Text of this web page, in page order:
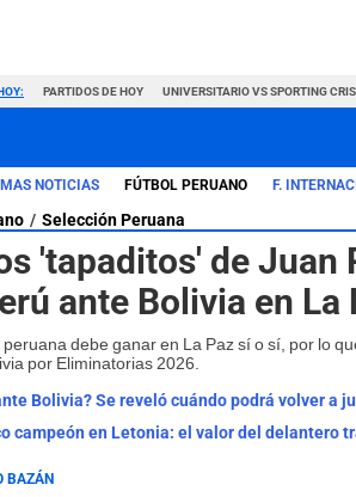
PARTIDOS DE HOY UNIVERSITARIO VS SPORTING
NOTICIAS FÚTBOL PERUANO F.
Selección Peruana
'tapaditos' de Juan
ante Bolivia en La
debe ganar en La Paz sí o sí, por lo
por Eliminatorias 2026.
Bolivia? Se reveló cuándo podrá volver a
campeón en Letonia: el valor del delantero
BAZÁN